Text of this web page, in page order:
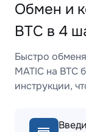
Обмен и
BTC в 4
Быстро
MATIC на BTC
инструкции,